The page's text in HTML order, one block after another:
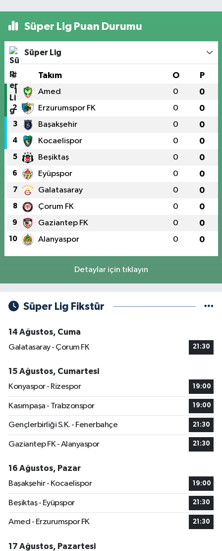
Süper Lig Puan Durumu
Süper Lig
# Takım O P
1 Amed 0 0
2 Erzurumspor FK 0 0
3 Başakşehir 0 0
4 Kocaelispor 0 0
5 Beşiktaş 0 0
6 Eyüpspor 0 0
7 Galatasaray 0 0
8 Çorum FK 0 0
9 Gaziantep FK 0 0
10 Alanyaspor 0 0
Detaylar için tıklayın
Süper Lig Fikstür
14 Ağustos, Cuma
Galatasaray - Çorum FK
21:30
15 Ağustos, Cumartesi
Konyaspor - Rizespor
19:00
Kasımpaşa - Trabzonspor 19:00
Gençlerbirliği S.K. - Fenerbahçe 21:30
Gaziantep FK - Alanyaspor 21:30
16 Ağustos, Pazar
Başakşehir - Kocaelispor
19:00
Beşiktaş - Eyüpspor 21:30
Amed - Erzurumspor FK 21:30
17 Ağustos, Pazartesi